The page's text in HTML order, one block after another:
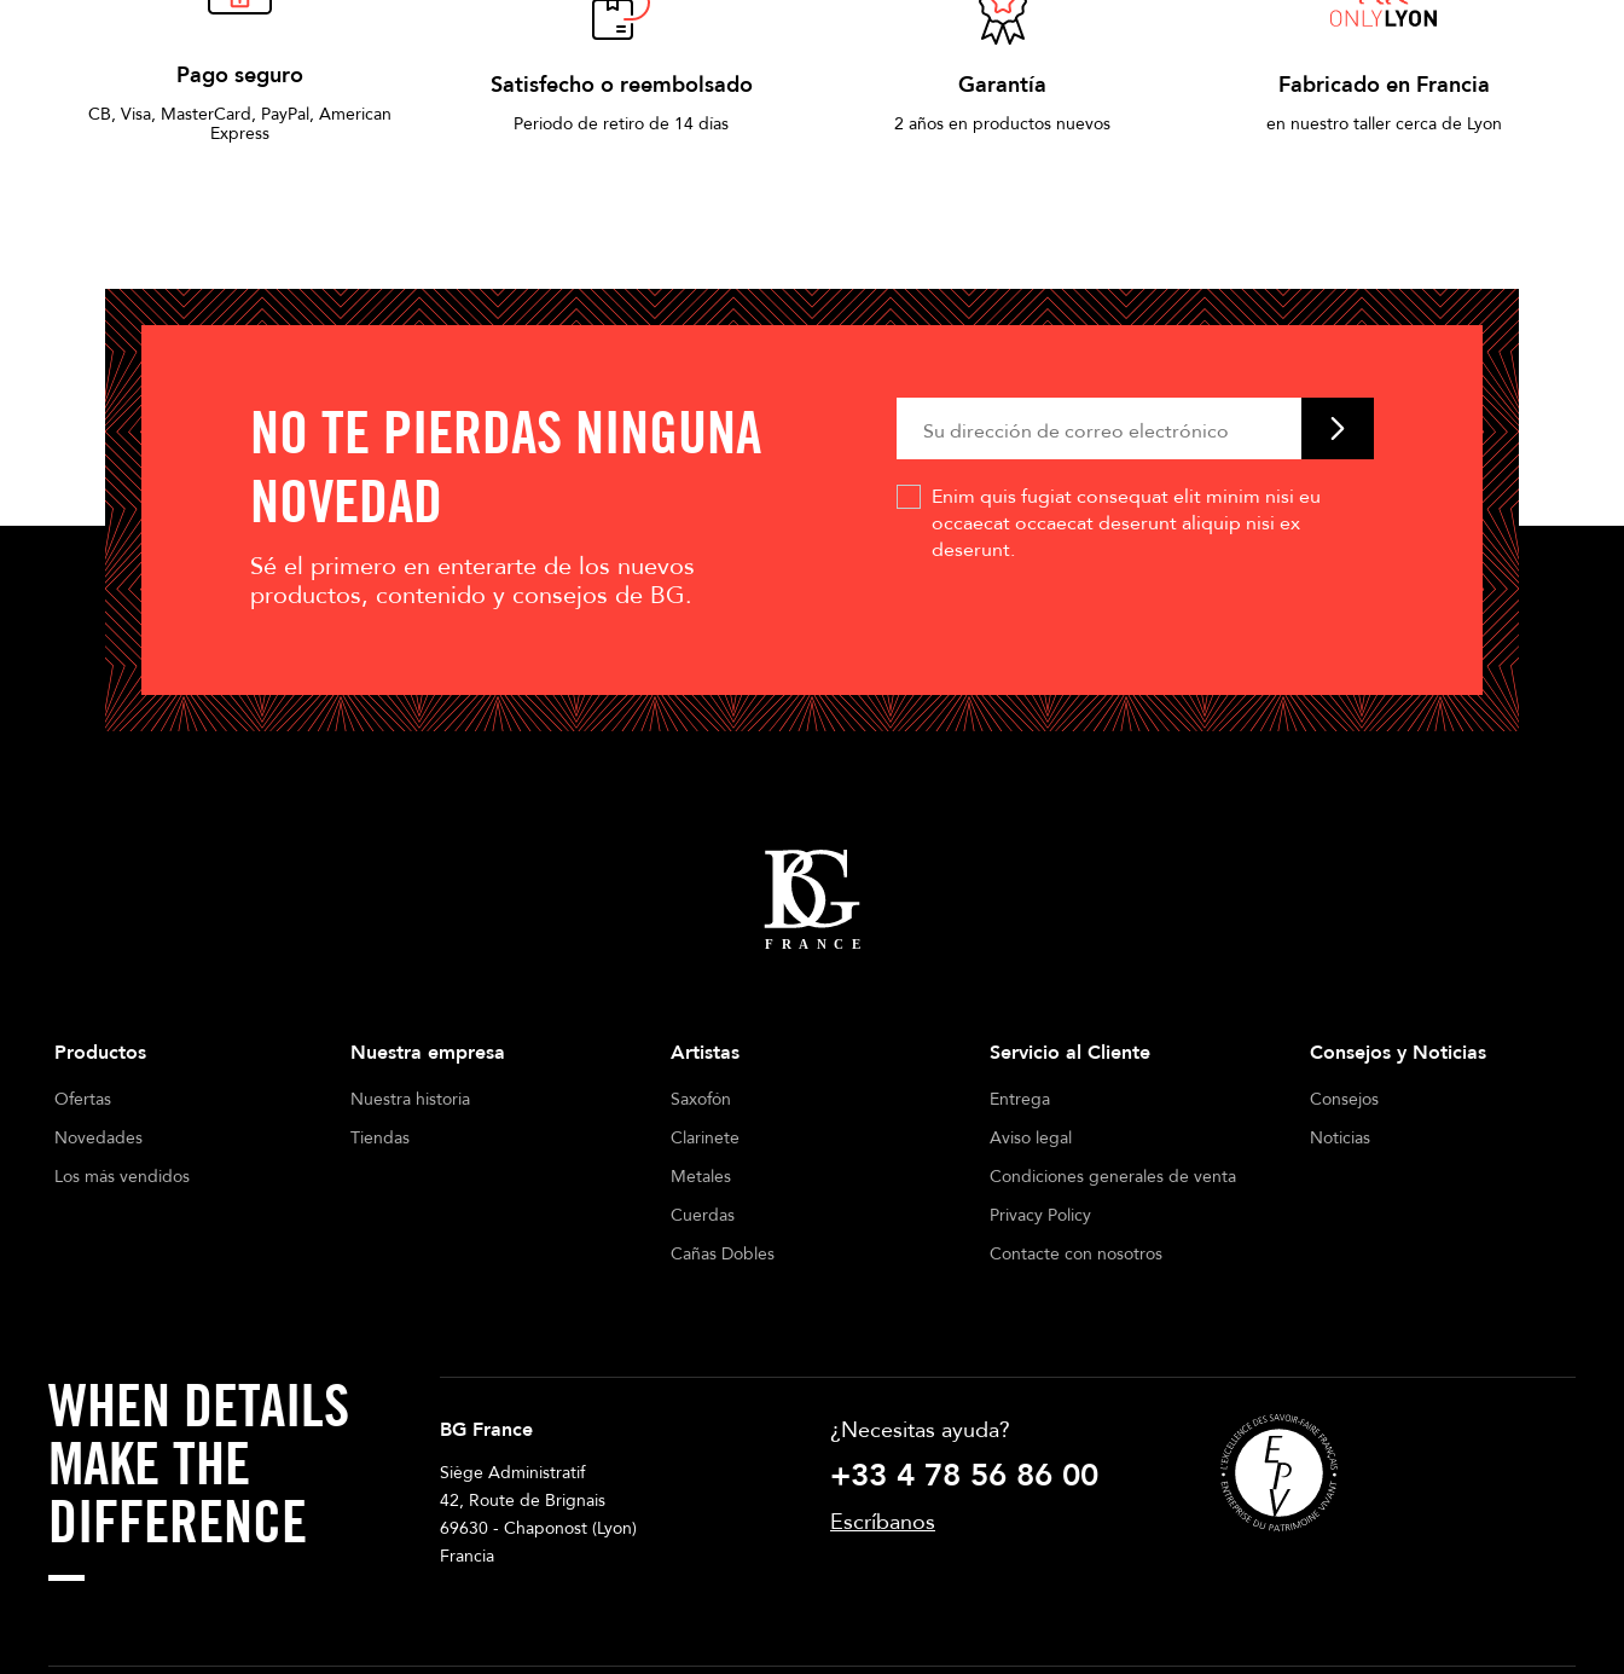
Pago seguro
CB, Visa, MasterCard, PayPal, American
Express
Satisfecho o reembolsado
Periodo de retiro de 14 días
Garantía
2 años en productos nuevos
Fabricado en Francia
en nuestro taller cerca de Lyon
NO TE PIERDAS NINGUNA
NOVEDAD
Sé el primero en enterarte de los nuevos
productos, contenido y consejos de BG.
Enim quis fugiat consequat elit minim nisi eu
occaecat occaecat deserunt aliquip nisi ex
deserunt.
Productos
Ofertas
Novedades
Los más vendidos
Nuestra empresa
Nuestra historia
Tiendas
Artistas
Saxofón
Clarinete
Metales
Cuerdas
Cañas Dobles
Servicio al Cliente
Entrega
Aviso legal
Condiciones generales de venta
Privacy Policy
Contacte con nosotros
Consejos y Noticias
Consejos
Noticias
WHEN DETAILS
MAKE THE
DIFFERENCE
BG France
Siège Administratif
42, Route de Brignais
69630 - Chaponost (Lyon)
Francia
¿Necesitas ayuda?
+33 4 78 56 86 00
Escríbanos